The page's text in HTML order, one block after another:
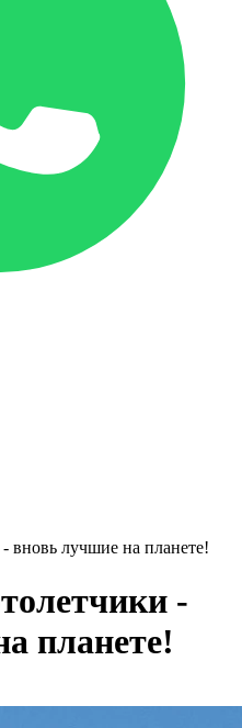
вновь лучшие на планете!
-
планете!